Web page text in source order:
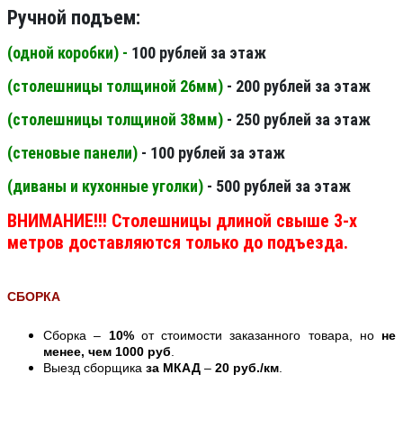
Ручной подъем:
(одной коробки) - 100 рублей за этаж
(столешницы толщиной 26мм) - 200 рублей за этаж
(столешницы толщиной 38мм) - 250 рублей за этаж
(стеновые панели) - 100 рублей за этаж
(диваны и кухонные уголки) - 500 рублей за этаж
ВНИМАНИЕ!!! Столешницы длиной свыше 3-х
метров доставляются только до подъезда.
СБОРКА
Сборка – 10%от стоимости заказанного товара, но не
менее, чем 1000 руб
Выезд сборщика за МКАД – 20 руб./км